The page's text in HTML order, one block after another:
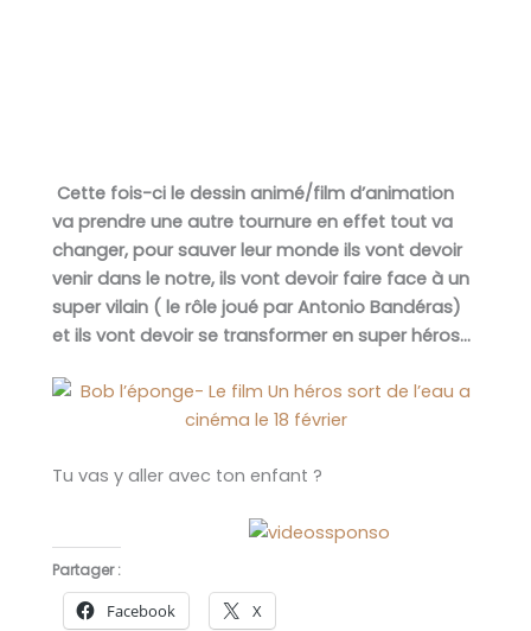
Cette fois-ci le dessin animé/film d’animation
va prendre une autre tournure en effet tout va
changer, pour sauver leur monde ils vont devoir
venir dans le notre, ils vont devoir faire face à un
super vilain ( le rôle joué par Antonio Bandéras)
et ils vont devoir se transformer en super héros…
Tu vas y aller avec ton enfant ?
Partager :
Facebook X